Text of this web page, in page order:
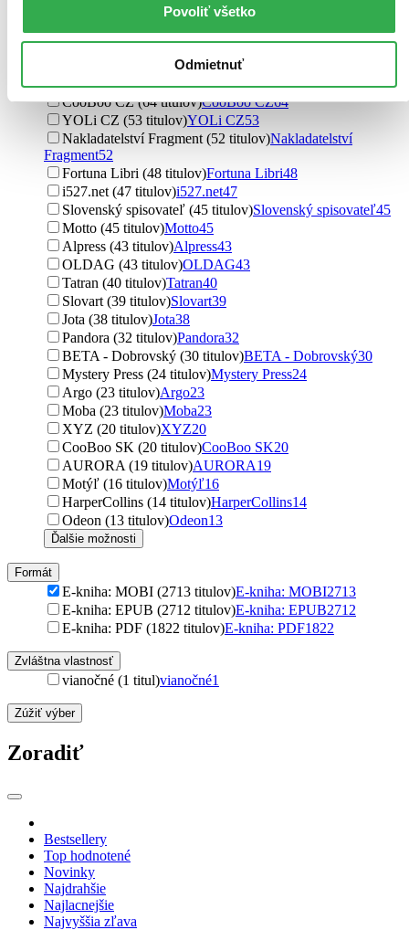
Povoliť všetko
Odmietnuť
Grada (274 titulov)Grada274
Ikar CZ (252 titulov)Ikar CZ252
Zelený kocúr (69 titulov)Zelený kocúr
Lindeni (64 titulov)Lindeni64
CooBoo CZ (64 titulov)CooBoo CZ64
YOLi CZ (53 titulov)YOLi CZ53
Nakladatelství Fragment (52 titulov)Nakladatelství
Fragment52
Fortuna Libri (48 titulov)Fortuna Libri48
i527.net (47 titulov)i527.net47
Slovenský spisovateľ (45 titulov)Slovenský spisovateľ45
Motto (45 titulov)Motto45
Alpress (43 titulov)Alpress43
OLDAG (43 titulov)OLDAG43
Tatran (40 titulov)Tatran40
Slovart (39 titulov)Slovart39
Jota (38 titulov)Jota38
Pandora (32 titulov)Pandora32
BETA - Dobrovský (30 titulov)BETA - Dobrovský30
Mystery Press (24 titulov)Mystery Press24
Argo (23 titulov)Argo23
Moba (23 titulov)Moba23
XYZ (20 titulov)XYZ20
CooBoo SK (20 titulov)CooBoo SK20
AURORA (19 titulov)AURORA19
Motýľ (16 titulov)Motýľ16
HarperCollins (14 titulov)HarperCollins14
Odeon (13 titulov)Odeon13
Ďalšie možnosti
Formát
E-kniha: MOBI (2713 titulov)E-kniha: MOBI2713
E-kniha: EPUB (2712 titulov)E-kniha: EPUB2712
E-kniha: PDF (1822 titulov)E-kniha: PDF1822
Zvláštna vlastnosť
vianočné (1 titul)vianočné1
Zúžiť výber
Zoradiť
Bestsellery
Top hodnotené
Novinky
Najdrahšie
Najlacnejšie
Najvyššia zľava